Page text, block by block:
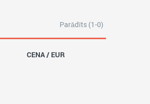
Parādīts (1-0)
CENA / EUR